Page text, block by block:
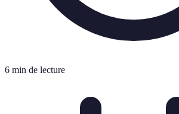
6 min de lecture